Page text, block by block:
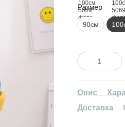
Размер
90см
Опис
Доставка